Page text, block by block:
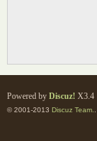
Powered by Discuz! X3.4
© 2001-2013 Discuz Team.